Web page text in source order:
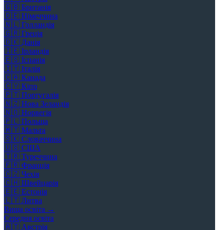
🇬🇧 Британія
🇩🇪 Німеччина
🇳🇱 Голландія
🇬🇷 Греція
🇩🇰 Данія
🇮🇪 Ірландія
🇪🇸 Іспанія
🇮🇹 Італія
🇨🇦 Канада
🇨🇾 Кіпр
🇵🇹 Португалія
🇳🇿 Нова Зеландія
🇳🇴 Норвегія
🇵🇱 Польща
🇲🇹 Мальта
🇸🇰 Словаччина
🇺🇸 США
🇹🇷 Туреччина
🇫🇷 Франція
🇨🇿 Чехія
🇨🇭 Швейцарія
🇪🇪 Естонія
🇱🇹 Литва
Вища освіта →
Середня освіта
🇦🇹 Австрія